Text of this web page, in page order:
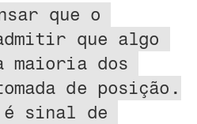
que o
que algo
maioria dos
de posição.
é sinal de